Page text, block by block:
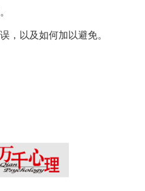
，以及如何加以避免。